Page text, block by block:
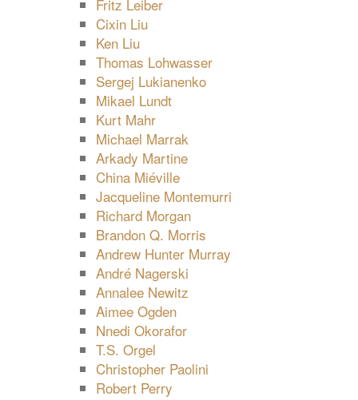
Fritz Leiber
Cixin Liu
Ken Liu
Thomas Lohwasser
Sergej Lukianenko
Mikael Lundt
Kurt Mahr
Michael Marrak
Arkady Martine
China Miéville
Jacqueline Montemurri
Richard Morgan
Brandon Q. Morris
Andrew Hunter Murray
André Nagerski
Annalee Newitz
Aimee Ogden
Nnedi Okorafor
T.S. Orgel
Christopher Paolini
Robert Perry